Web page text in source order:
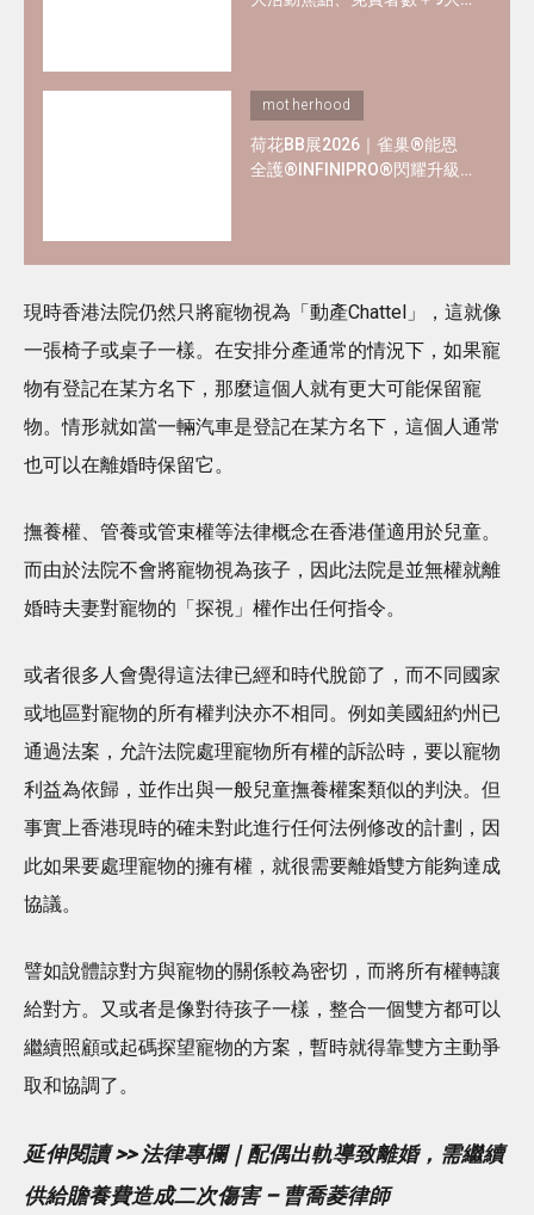
motherhood
荷花BB展2026｜雀巢®能恩
全護®INFINIPRO®閃耀升級
現時香港法院仍然只將寵物視為「動產Chattel」，這就像
一張椅子或桌子一樣。在安排分產通常的情況下，如果寵
物有登記在某方名下，那麼這個人就有更大可能保留寵
物。情形就如當一輛汽車是登記在某方名下，這個人通常
也可以在離婚時保留它。
撫養權、管養或管束權等法律概念在香港僅適用於兒童。
而由於法院不會將寵物視為孩子，因此法院是並無權就離
婚時夫妻對寵物的「探視」權作出任何指令。
或者很多人會覺得這法律已經和時代脫節了，而不同國家
或地區對寵物的所有權判決亦不相同。例如美國紐約州已
通過法案，允許法院處理寵物所有權的訴訟時，要以寵物
利益為依歸，並作出與一般兒童撫養權案類似的判決。但
事實上香港現時的確未對此進行任何法例修改的計劃，因
此如果要處理寵物的擁有權，就很需要離婚雙方能夠達成
協議。
譬如說體諒對方與寵物的關係較為密切，而將所有權轉讓
給對方。又或者是像對待孩子一樣，整合一個雙方都可以
繼續照顧或起碼探望寵物的方案，暫時就得靠雙方主動爭
取和協調了。
延伸閱讀 >> 法律專欄｜配偶出軌導致離婚，需繼續
供給贍養費造成二次傷害 – 曹喬菱律師